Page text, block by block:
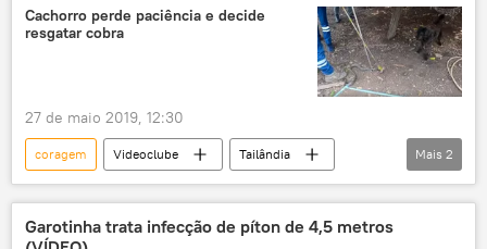
apoio
Cachorro perde paciência e decide
resgatar cobra
27 de maio 2019, 12:30
coragem Videoclube
Tailândia
cão
Cobra
Mais 2
Garotinha trata infecção de píton de 4,5 metros